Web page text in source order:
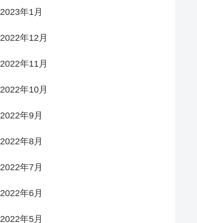
2023年1月
2022年12月
2022年11月
2022年10月
2022年9月
2022年8月
2022年7月
2022年6月
2022年5月